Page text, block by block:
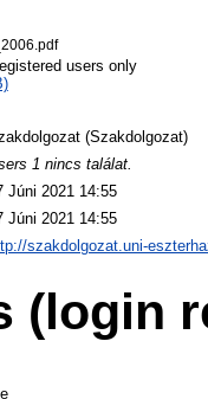
users only
(Szakdolgozat)
1 nincs találat.
Júni 2021 14:55
Júni 2021 14:55
szakdolgozat.uni-
(login